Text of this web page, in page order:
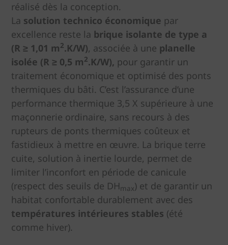
réalisé dès la conception.
La solution technico économique par
excellence reste la brique isolante de type a
(R ≥ 1,01 m2.K/W), associée à une planelle
isolée (R ≥ 0,5 m2.K/W), pour garantir un
traitement économique et optimisé des ponts
thermiques du bâti. C’est l’assurance d’une
performance thermique 3,5 X supérieure à une
maçonnerie ordinaire, sans recours à des
rupteurs de ponts thermiques coûteux et
fastidieux à mettre en œuvre. La brique terre
cuite, solution à inertie lourde, permet de
limiter l’inconfort en période de canicule
(respect des seuils de DHmax) et de garantir un
habitat confortable durablement avec des
températures intérieures stables (été
comme hiver).